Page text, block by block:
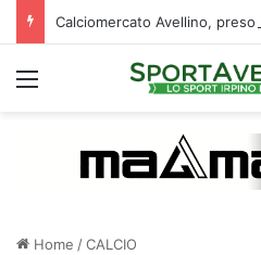
Menu
Home /CALCIO